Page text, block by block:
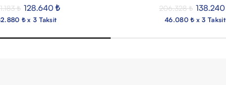
₺ 128.640 ₺
₺ x 3 Taksit
206.328₺ 138.240
46.080 ₺ x 3 Taksit